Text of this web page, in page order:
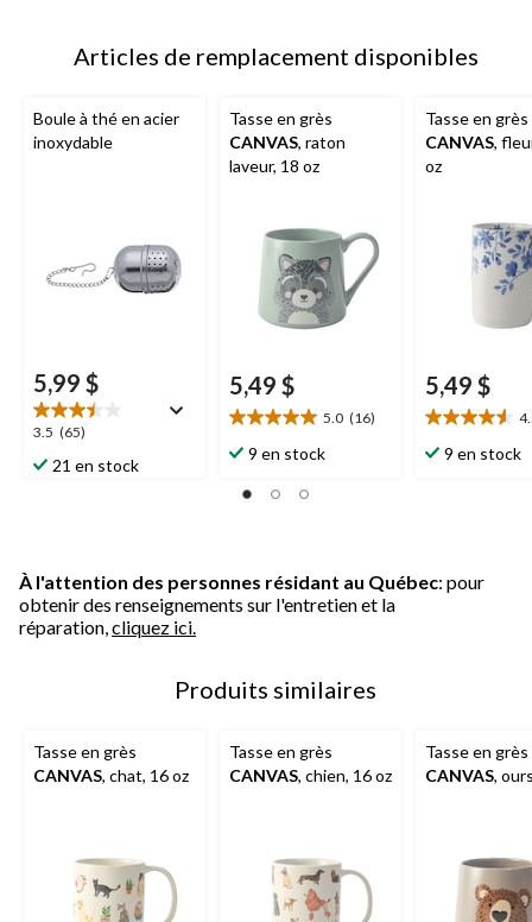
Articles de remplacement disponibles
Boule à thé en acier
inoxydable
5,99 $
3.5 (65)
3.5
étoile(s)
sur
21 en stock
Tasse en grès
CANVAS, raton
laveur, 18 oz
5,49 $
5.0 (16)
5.0
étoile(s)
5.
9 en stock
Tasse en grès
CANVAS,
oz
5,49 $
4.5
étoile(s)
9 en stock
À l'attention des personnes résidant au Québec: pour
obtenir des renseignements sur l'entretien et la
réparation, cliquez ici.
Produits similaires
Tasse en grès
CANVAS, chat, 16 oz
Tasse en grès
CANVAS, chien, 16 oz
Tasse en grès
CANVAS,